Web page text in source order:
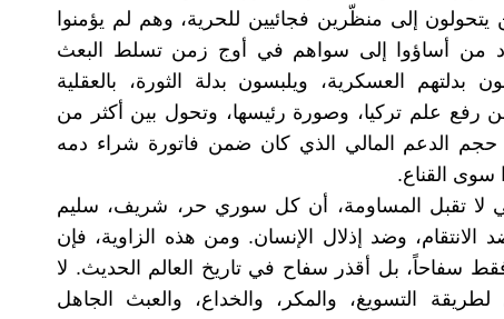
يتحولون إلى منظّرين فجائيين للحرية، وهم لم يؤمنوا
من أساؤوا إلى سواهم في أوج زمن تسلط البعث
بدلتهم العسكرية، ويلبسون بدلة الثورة، بالعقلية
رفع علم تركيا، وصورة رئيسها، وتحول بين أكثر من
الدعم المالي الذي كان ضمن فاتورة شراء دمه
سوى القناع.
لا تقبل المساومة، أن كل سوري حر، شريف، سليم
الانتقام، وضد إذلال الإنسان. ومن هذه الزاوية، فإن
سفاحاً، بل أقذر سفاح في تاريخ العالم الحديث. لا
التسويغ، والمكر، والخداع، والعبث الجاهل